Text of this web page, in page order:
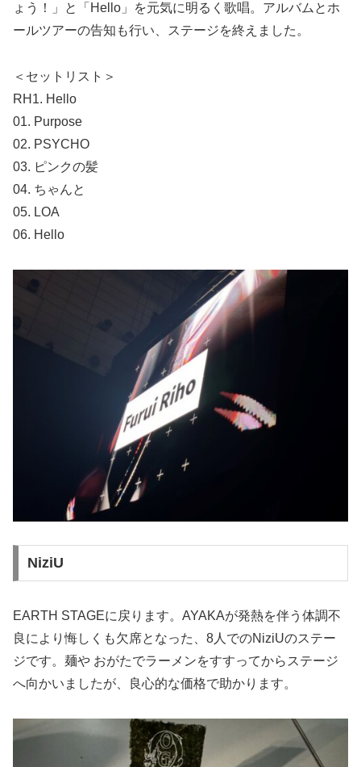
ょう！」と「Hello」を元気に明るく歌唱。アルバムとホ
ールツアーの告知も行い、ステージを終えました。
＜セットリスト＞
RH1. Hello
01. Purpose
02. PSYCHO
03. ピンクの髪
04. ちゃんと
05. LOA
06. Hello
NiziU
EARTH STAGEに戻ります。AYAKAが発熱を伴う体調不
良により悔しくも欠席となった、8人でのNiziUのステー
ジです。麺や おがたでラーメンをすすってからステージ
へ向かいましたが、良心的な価格で助かります。